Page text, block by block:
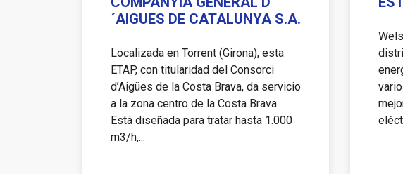
´AIGUES DE CATALUNYA S.A.
Localizada en Torrent (Girona), esta
ETAP, con titularidad del Consorci
d’Aigües de la Costa Brava, da servicio
a la zona centro de la Costa Brava.
Está diseñada para tratar hasta 1.000
m3/h,...